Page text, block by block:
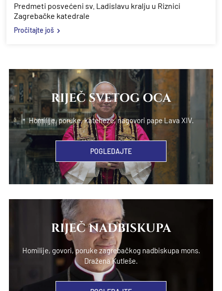
Predmeti posvećeni sv. Ladislavu kralju u Riznici
Zagrebačke katedrale
Pročitajte još
RIJEČ SVETOG OCA
Homilije, poruke, kateheze, nagovori pape Lava XIV.
POGLEDAJTE
RIJEČ NADBISKUPA
Homilije, govori, poruke zagrebačkog nadbiskupa mons.
Dražena Kutleše.